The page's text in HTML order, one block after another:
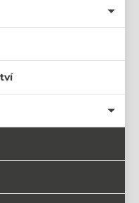
PŘIHLÁSIT SE
nastavit nové heslo